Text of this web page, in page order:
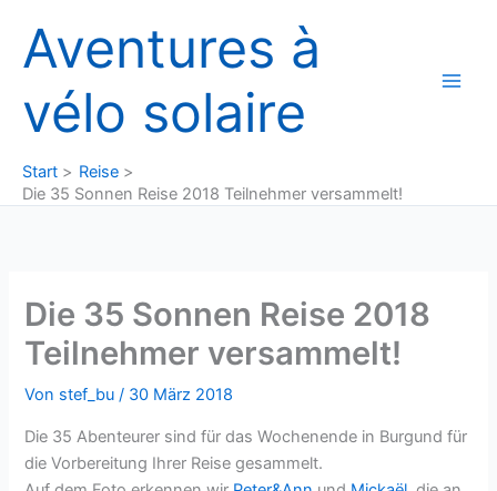
Inhalt
springen
Aventures à
vélo solaire
Start
Reise
Die 35 Sonnen Reise 2018 Teilnehmer versammelt!
Die 35 Sonnen Reise 2018
Teilnehmer versammelt!
Von stef_bu/ 30 März 2018
Die 35 Abenteurer sind für das Wochenende in Burgund für
die Vorbereitung Ihrer Reise gesammelt.